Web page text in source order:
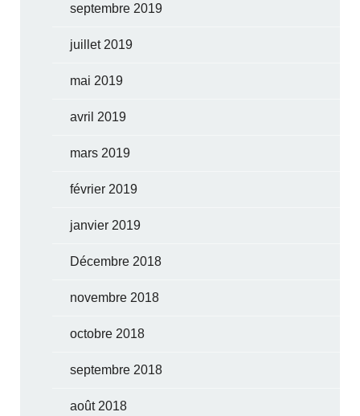
septembre 2019
juillet 2019
mai 2019
avril 2019
mars 2019
février 2019
janvier 2019
Décembre 2018
novembre 2018
octobre 2018
septembre 2018
août 2018